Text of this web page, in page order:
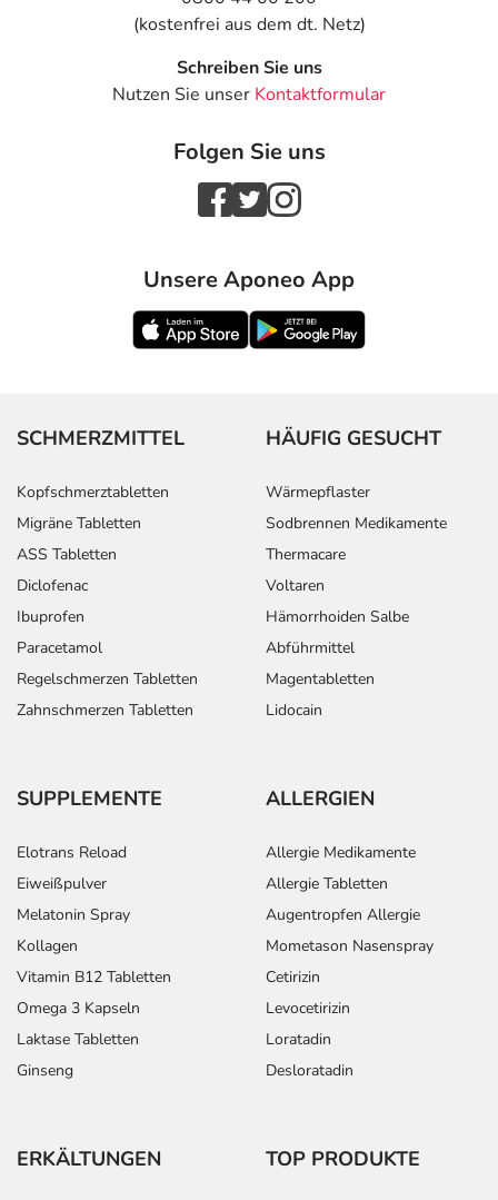
(kostenfrei aus dem dt. Netz)
Schreiben Sie uns
Nutzen Sie unser Kontaktformular
Folgen Sie uns
Unsere Aponeo App
SCHMERZMITTEL
Kopfschmerztabletten
Migräne Tabletten
ASS Tabletten
Diclofenac
Ibuprofen
Paracetamol
Regelschmerzen Tabletten
Zahnschmerzen Tabletten
HÄUFIG GESUCHT
Wärmepflaster
Sodbrennen Medikamente
Thermacare
Voltaren
Hämorrhoiden Salbe
Abführmittel
Magentabletten
Lidocain
SUPPLEMENTE
Elotrans Reload
Eiweißpulver
Melatonin Spray
Kollagen
Vitamin B12 Tabletten
Omega 3 Kapseln
Laktase Tabletten
Ginseng
ALLERGIEN
Allergie Medikamente
Allergie Tabletten
Augentropfen Allergie
Mometason Nasenspray
Cetirizin
Levocetirizin
Loratadin
Desloratadin
ERKÄLTUNGEN TOP PRODUKTE